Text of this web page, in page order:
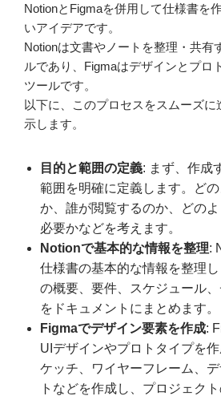
NotionとFigmaを併用して仕様書を
いアイデアです。
Notionは文書やノートを整理・共有
ルであり、Figmaはデザインとプロ
ツールです。
以下に、このプロセスをスムーズに
示します。
目的と範囲の定義: まず、作成
範囲を明確に定義します。ど
か、誰が閲覧するのか、どの
必要かなどを考えます。
Notionで基本的な情報を整理:
仕様書の基本的な情報を整理
の概要、要件、スケジュール
をドキュメントにまとめます。
Figmaでデザイン要素を作成:
UIデザインやプロトタイプを
ケッチ、ワイヤーフレーム、
トなどを作成し、プロジェク